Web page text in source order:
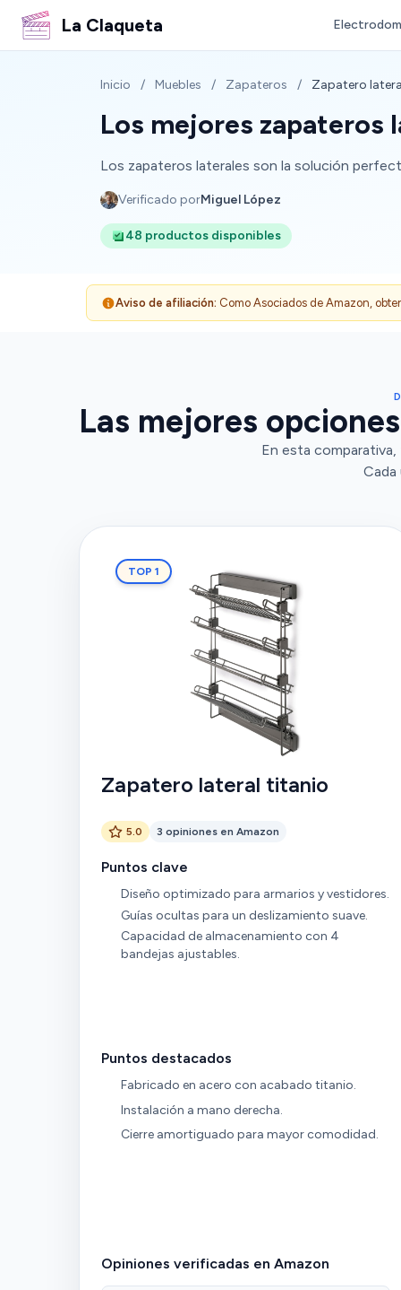
La Claqueta
Inicio / Muebles / Zapateros / Zapatero
Los mejores zapateros
Los zapateros laterales son la solución
Verificado porMiguel López
48 productos disponibles
Aviso de afiliación: Como Asociados de Amazon,
Las mejores
En esta
TOP 1
Zapatero lateral titanio
5.0 3 opiniones en Amazon
Puntos clave
Diseño optimizado para armarios y vestidores.
Guías ocultas para un deslizamiento suave.
Capacidad de almacenamiento con 4
bandejas ajustables.
Puntos destacados
Fabricado en acero con acabado titanio.
Instalación a mano derecha.
Cierre amortiguado para mayor comodidad.
Opiniones verificadas en Amazon